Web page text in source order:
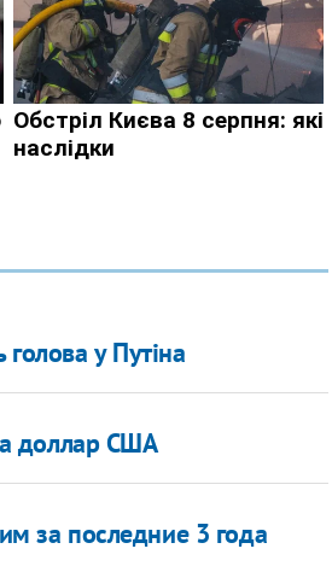
у Путіна
доллар США
за последние 3 года